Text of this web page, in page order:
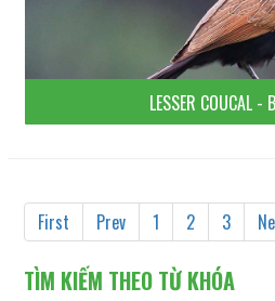
LESSER COUCAL -
First Prev 1 2 3
TÌM KIẾM THEO TỪ KHÓA